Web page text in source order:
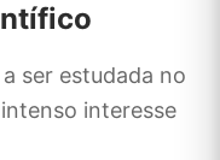
ser estudada no
interesse